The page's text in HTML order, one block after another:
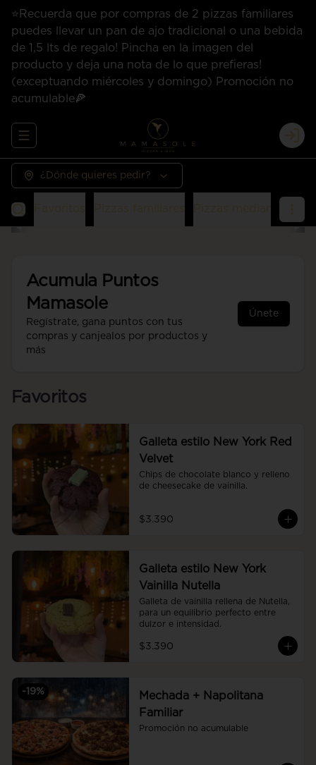
⭐Recuerda que por compras de 2 pizzas familiares
puedes llevar un pan de ajo tradicional o una bebida
de 1,5 lts de regalo! Pincha en la imagen del
producto y deja una nota de lo que prefieras!
(exceptuando miércoles y domingo) Promoción no
acumulable🍕
Abrir menu de navegación
¿Dónde quieres pedir?
Acumula Puntos
Mamasole
Regístrate, gana puntos con tus
compras y canjealos por productos y
más
Únete
Favoritos
Galleta estilo New York Red
Velvet
Chips de chocolate blanco y relleno
de cheesecake de vainilla.
$3.390
Galleta estilo New York
Vainilla Nutella
Galleta de vainilla rellena de Nutella,
para un equilibrio perfecto entre
dulzor e intensidad.
$3.390
-19%
Mechada + Napolitana
Familiar
Promoción no acumulable